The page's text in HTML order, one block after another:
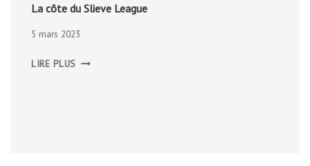
La côte du Slieve League
5 mars 2023
LIRE PLUS CÔTE